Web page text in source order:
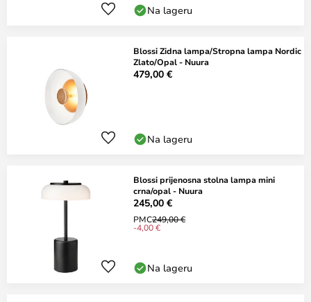
Na lageru
Blossi Zidna lampa/Stropna lampa Nordic
Zlato/Opal - Nuura
479,00 €
Na lageru
Blossi prijenosna stolna lampa mini
crna/opal - Nuura
245,00 €
PMC249,00 €
-4,00 €
Na lageru